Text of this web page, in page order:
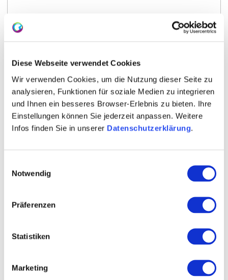
Diese Webseite verwendet Cookies
Wir verwenden Cookies, um die Nutzung dieser Seite zu
analysieren, Funktionen für soziale Medien zu integrieren
und Ihnen ein besseres Browser-Erlebnis zu bieten. Ihre
Einstellungen können Sie jederzeit anpassen. Weitere
Infos finden Sie in unserer Datenschutzerklärung.
Notwendig
Präferenzen
Statistiken
Marketing
Unsere Themen
Mediendatenbank Rheinhessen